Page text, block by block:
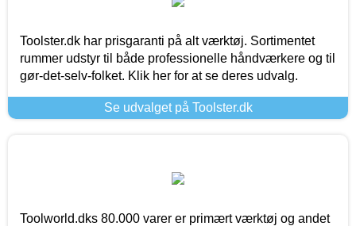
Toolster.dk har prisgaranti på alt værktøj. Sortimentet
rummer udstyr til både professionelle håndværkere og til
gør-det-selv-folket. Klik her for at se deres udvalg.
Se udvalget på Toolster.dk
Toolworld.dks 80.000 varer er primært værktøj og andet